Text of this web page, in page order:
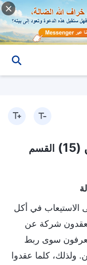
القسم
الاستيعاب في أكل
يعقدون شركة عن
يعرفون سوى ربط
ولذلك، كلما عقدوا